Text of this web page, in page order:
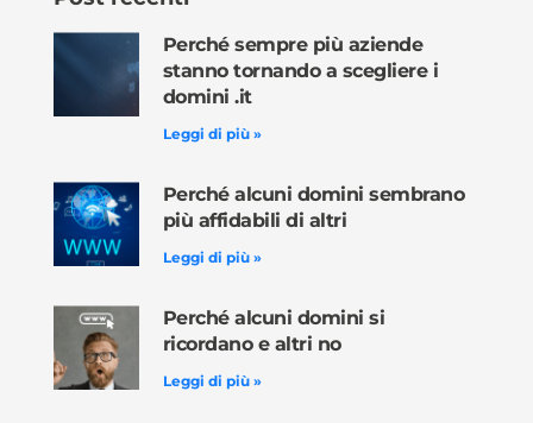
Perché sempre più aziende
stanno tornando a scegliere i
domini .it
Leggi di più »
Perché alcuni domini sembrano
più affidabili di altri
Leggi di più »
Perché alcuni domini si
ricordano e altri no
Leggi di più »